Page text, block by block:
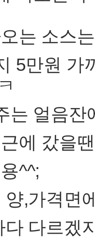
는 소스
5만원 가
는 얼음잔
에 갔을
^^;
양,가격면
다 다르겠